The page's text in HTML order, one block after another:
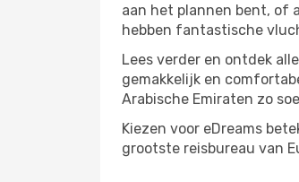
aan het plannen bent, of
hebben fantastische
Lees verder en ontdek
gemakkelijk en
Arabische Emiraten zo
Kiezen voor eDreams
grootste reisbureau van